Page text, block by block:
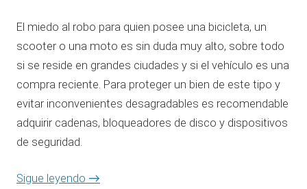
El miedo al robo para quien posee una bicicleta, un
scooter o una moto es sin duda muy alto, sobre todo
si se reside en grandes ciudades y si el vehículo es una
compra reciente. Para proteger un bien de este tipo y
evitar inconvenientes desagradables es recomendable
adquirir cadenas, bloqueadores de disco y dispositivos
de seguridad.
Sigue leyendo →